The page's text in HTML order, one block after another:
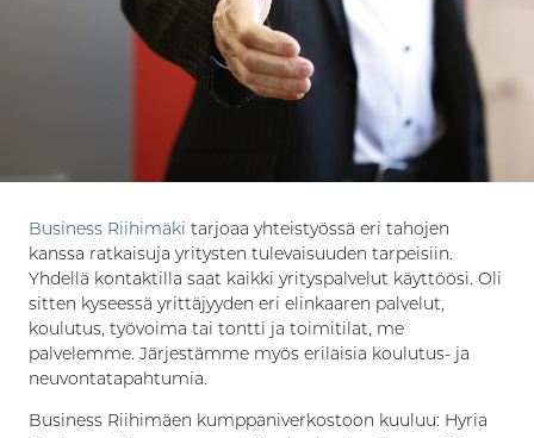
Business Riihimäki tarjoaa yhteistyössä eri tahojen
kanssa ratkaisuja yritysten tulevaisuuden tarpeisiin.
Yhdellä kontaktilla saat kaikki yrityspalvelut käyttöösi. Oli
sitten kyseessä yrittäjyyden eri elinkaaren palvelut,
koulutus, työvoima tai tontti ja toimitilat, me
palvelemme. Järjestämme myös erilaisia koulutus- ja
neuvontatapahtumia.
Business Riihimäen kumppaniverkostoon kuuluu: Hyria